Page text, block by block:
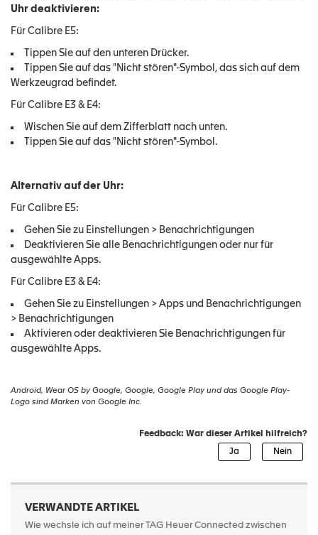
Uhr deaktivieren:
Für Calibre E5:
Tippen Sie auf den unteren Drücker.
Tippen Sie auf das "Nicht stören"-Symbol, das sich auf dem
Werkzeugrad befindet.
Für Calibre E3 & E4:
Wischen Sie auf dem Zifferblatt nach unten.
Tippen Sie auf das "Nicht stören"-Symbol.
Alternativ auf der Uhr:
Für Calibre E5:
Gehen Sie zu Einstellungen > Benachrichtigungen
Deaktivieren Sie alle Benachrichtigungen oder nur für
ausgewählte Apps.
Für Calibre E3 & E4:
Gehen Sie zu Einstellungen > Apps und Benachrichtigungen
> Benachrichtigungen
Aktivieren oder deaktivieren Sie Benachrichtigungen für
ausgewählte Apps.
Android, Wear OS by Google, Google, Google Play und das Google Play-
Logo sind Marken von Google Inc.
Feedback: War dieser Artikel hilfreich?
VERWANDTE ARTIKEL
Wie wechsle ich auf meiner TAG Heuer Connected zwischen